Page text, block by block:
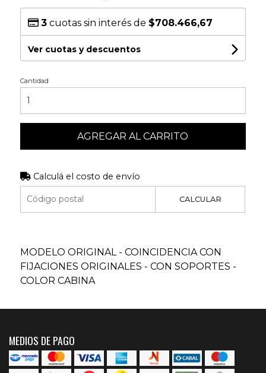
3cuotas sin interés de $708.466,67
Ver cuotas y descuentos
Cantidad
AGREGAR AL CARRITO
Calculá el costo de envío
CALCULAR
MODELO ORIGINAL - COINCIDENCIA CON
FIJACIONES ORIGINALES - CON SOPORTES -
COLOR CABINA
MEDIOS DE PAGO